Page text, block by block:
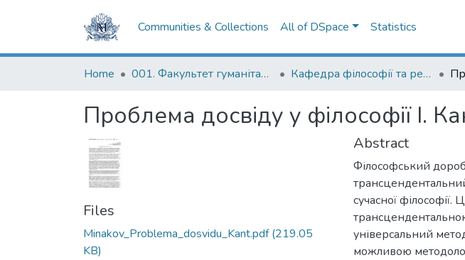
Communities & Collections All of DSpace Statistics
Home 001. Факультет гуманітарних наук Кафедра філософії та релігієзнавства
Проблема досвіду у філософії І.
Files
Minakov_Problema_dosvidu_Kant.pdf(219.05
KB)
Abstract
Філософський
сучасної
універсальний
можливою